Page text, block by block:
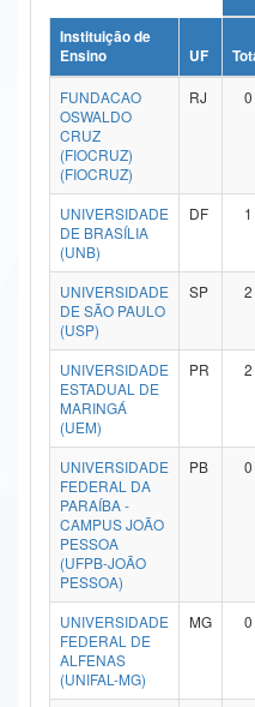
Ministério da Ciência, Tecnologia,
Ministério do Meio Ambiente
Ministério do Turismo
Ministério do Desenvolvimento Regional
Controladoria-Geral da União
Ministério da Mulher, da Família e dos
Secretaria-Geral
Secretaria de Governo
Gabinete de Segurança Institucional
Advocacia-Geral da União
Banco Central do Brasil
Instituição de
Ensino
UF
FUNDACAO
OSWALDO
CRUZ
(FIOCRUZ)
(FIOCRUZ)
RJ 0
UNIVERSIDADE
DE BRASÍLIA
(UNB)
DF 1
UNIVERSIDADE
DE SÃO PAULO
(USP)
SP 2
UNIVERSIDADE
ESTADUAL DE
MARINGÁ
(UEM)
PR 2
UNIVERSIDADE
FEDERAL DA
PARAÍBA -
CAMPUS JOÃO
PESSOA
(UFPB-JOÃO
PESSOA)
PB 0
UNIVERSIDADE
FEDERAL DE
ALFENAS
(UNIFAL-MG)
MG 0